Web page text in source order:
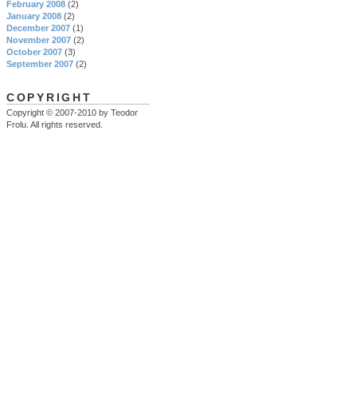
February 2008 (2)
January 2008 (2)
December 2007 (1)
November 2007 (2)
October 2007 (3)
September 2007 (2)
COPYRIGHT
Copyright © 2007-2010 by Teodor
Frolu. All rights reserved.